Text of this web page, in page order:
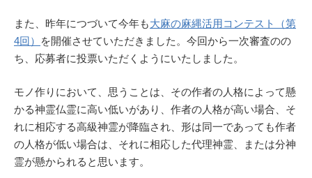
また、昨年につづいて今年も大麻の麻縄活用コンテスト（第
4回）
を開催させていただきました。今回から一次審査のの
ち、応募者に投票いただくようにいたしました。
モノ作りにおいて、思うことは、その作者の人格によって懸
かる神霊仏霊に高い低いがあり、作者の人格が高い場合、そ
れに相応する高級神霊が降臨され、形は同一であっても作者
の人格が低い場合は、それに相応した代理神霊、または分神
霊が懸かられると思います。